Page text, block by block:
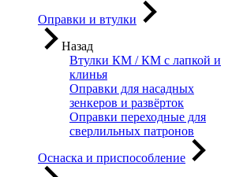
Оправки и втулки
Назад
Втулки КМ / КМ с лапкой и
клинья
Оправки для насадных
зенкеров и развёрток
Оправки переходные для
сверлильных патронов
Оснаска и приспособление